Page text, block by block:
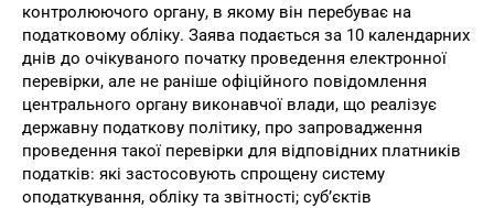
контролюючого органу, в якому він перебуває на
податковому обліку. Заява подається за 10 календарних
днів до очікуваного початку проведення електронної
перевірки, але не раніше офіційного повідомлення
центрального органу виконавчої влади, що реалізує
державну податкову політику, про запровадження
проведення такої перевірки для відповідних платників
податків: які застосовують спрощену систему
оподаткування, обліку та звітності; суб’єктів